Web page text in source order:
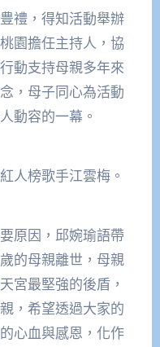
禮，得知活動舉辦
園擔任主持人，協
動支持母親多年來
，母子同心為活動
動容的一幕。
人榜歌手江雲梅。
原因，邱婉瑜語帶
的母親離世，母親
宮最堅強的後盾，
，希望透過大家的
心血與感恩，化作